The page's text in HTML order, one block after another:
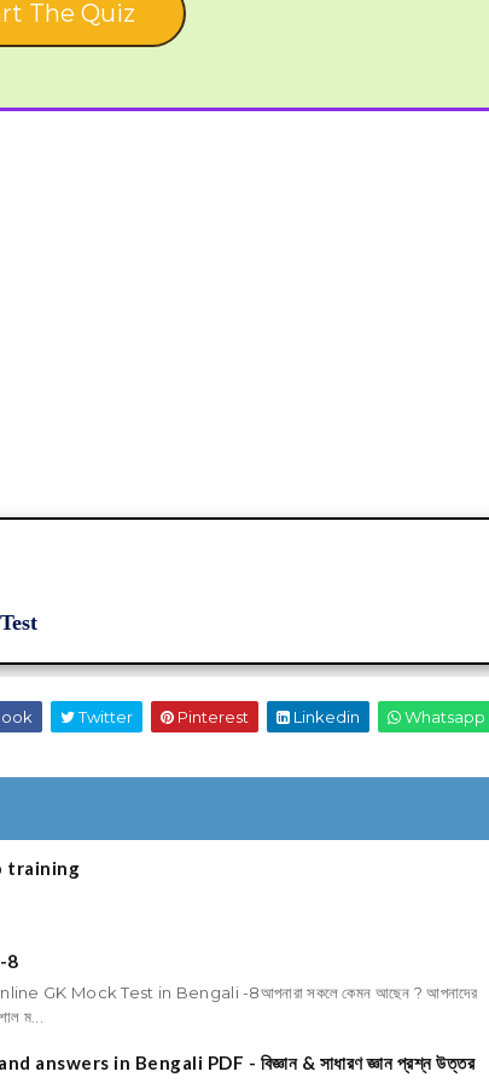
The Quiz
Twitter Pinterest Linkedin Whatsapp
training
8
GK Mock Test in Bengali -8আপনারা সকলে কেমন আছেন ? আপনাদের
ম...
in Bengali PDF - বিজ্ঞান & সাধারণ জ্ঞান প্রশ্ন উত্তর